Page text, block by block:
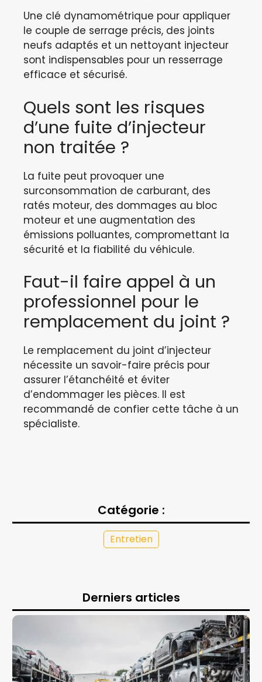
Une clé dynamométrique pour appliquer
le couple de serrage précis, des joints
neufs adaptés et un nettoyant injecteur
sont indispensables pour un resserrage
efficace et sécurisé.
Quels sont les risques
d’une fuite d’injecteur
non traitée ?
La fuite peut provoquer une
surconsommation de carburant, des
ratés moteur, des dommages au bloc
moteur et une augmentation des
émissions polluantes, compromettant la
sécurité et la fiabilité du véhicule.
Faut-il faire appel à un
professionnel pour le
remplacement du joint ?
Le remplacement du joint d’injecteur
nécessite un savoir-faire précis pour
assurer l’étanchéité et éviter
d’endommager les pièces. Il est
recommandé de confier cette tâche à un
spécialiste.
Catégorie :
Entretien
Derniers articles